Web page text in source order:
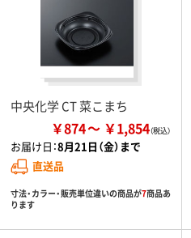
中央化学 CT 菜こまち
￥874 ￥1,854
お届け日：8月21日（金）まで
直送品
寸法・カラー・販売単位違いの商品が7商品あ
ります